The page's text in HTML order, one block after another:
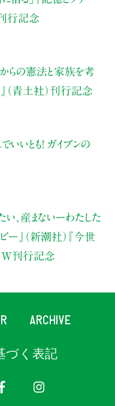
行記念
からの憲法と家族を考
（青土社）刊行記念
いいとも！ ガイブンの
い、産まないーわたした
ビー』（新潮社） 『今世
W刊行記念
ARCHIVE
づく表記